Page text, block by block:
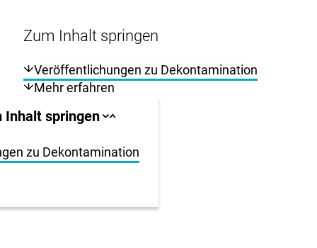
Zum Inhalt springen
Veröffentlichungen zu Dekontamination
Mehr erfahren
Inhalt springen Sprungankerliste
Sprungankerliste
zu Dekontamination